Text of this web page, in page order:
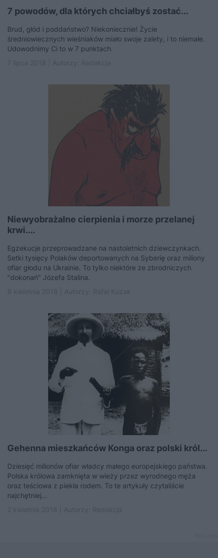
7 powodów, dla których chciałbyś zostać...
Brud, głód i poddaństwo? Niekoniecznie! Życie
średniowiecznych wieśniaków miało swoje zalety, i to niemałe.
Udowodnimy Ci to w 7 punktach.
Niewyobrażalne cierpienia i morze przelanej
krwi....
Egzekucje przeprowadzane na nastoletnich dziewczynkach.
Setki tysięcy Polaków deportowanych na Syberię oraz miliony
ofiar głodu na Ukrainie. To tylko niektóre ze zbrodniczych
"dokonań" Józefa Stalina.
Gehenna mieszkańców Konga oraz polski król...
Dziesięć milionów ofiar władcy małego europejskiego państwa.
Polska królowa zamknięta w wieży przez wyrodnego męża
oraz teściowa z piekła rodem. To te artykuły czytaliście
najchętniej...